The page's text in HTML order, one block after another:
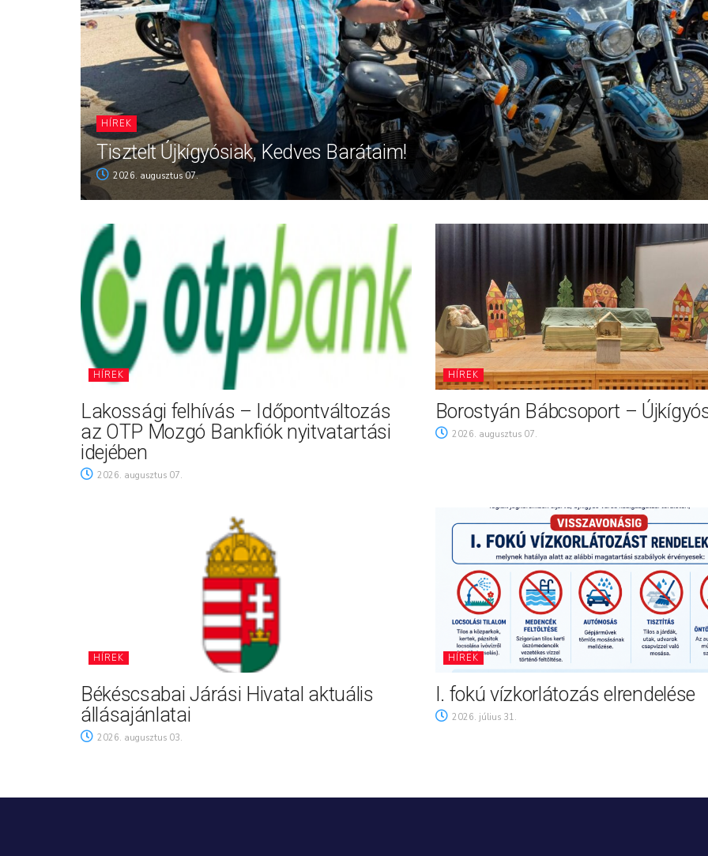
HÍREK
Tisztelt Újkígyósiak, Kedves Barátaim!
2026. augusztus 07.
HÍREK
Lakossági felhívás – Időpontváltozás
az OTP Mozgó Bankfiók nyitvatartási
idejében
2026. augusztus 07.
HÍREK
Borostyán Bábcsoport –
2026. augusztus 07.
HÍREK
Békéscsabai Járási Hivatal aktuális
állásajánlatai
2026. augusztus 03.
HÍREK
I. fokú vízkorlátozás elrendelése
2026. július 31.